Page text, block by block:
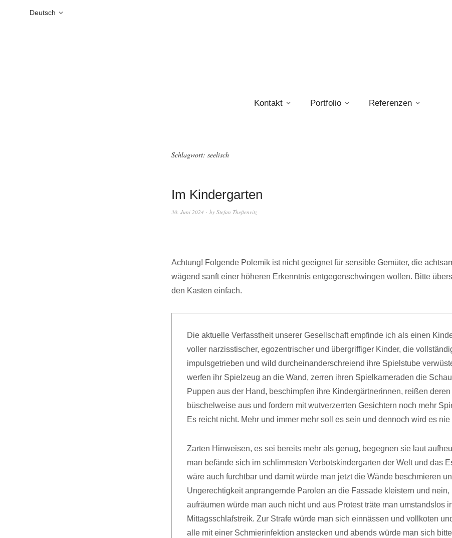
Deutsch
Kontakt Portfolio Referenzen
Schlagwort: seelisch
Im Kindergarten
30. Juni 2024 by Stefan Theßenvitz
Achtung! Folgende Polemik ist nicht geeignet für sensible Gemüter, die
wägend sanft einer höheren Erkenntnis entgegenschwingen wollen. Bitte
den Kasten einfach.
Die aktuelle Verfasstheit unserer Gesellschaft empfinde ich als einen
voller narzisstischer, egozentrischer und übergriffiger Kinder, die
impulsgetrieben und wild durcheinanderschreiend ihre Spielstube
werfen ihr Spielzeug an die Wand, zerren ihren Spielkameraden die
Puppen aus der Hand, beschimpfen ihre Kindergärtnerinnen, reißen
büschelweise aus und fordern mit wutverzerrten Gesichtern noch mehr
Es reicht nicht. Mehr und immer mehr soll es sein und dennoch wird es nie
Zarten Hinweisen, es sei bereits mehr als genug, begegnen sie laut
man befände sich im schlimmsten Verbotskindergarten der Welt und das
wäre auch furchtbar und damit würde man jetzt die Wände beschmieren
Ungerechtigkeit anprangernde Parolen an die Fassade kleistern und nein,
aufräumen würde man auch nicht und aus Protest träte man umstandslos
Mittagsschlafstreik. Zur Strafe würde man sich einnässen und vollkoten
alle mit einer Schmierinfektion anstecken und abends würde man sich